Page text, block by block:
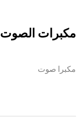
مكبرات الصوت
مكبرا صوت